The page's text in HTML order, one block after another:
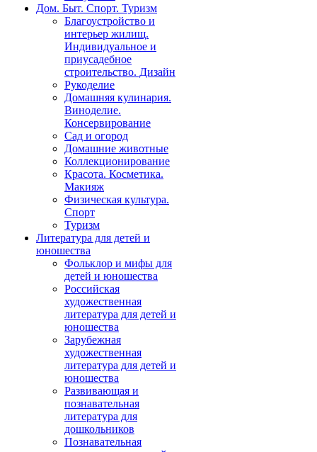
Дом. Быт. Спорт. Туризм
Благоустройство и
интерьер жилищ.
Индивидуальное и
приусадебное
строительство. Дизайн
Рукоделие
Домашняя кулинария.
Виноделие.
Консервирование
Сад и огород
Домашние животные
Коллекционирование
Красота. Косметика.
Макияж
Физическая культура.
Спорт
Туризм
Литература для детей и
юношества
Фольклор и мифы для
детей и юношества
Российская
художественная
литература для детей и
юношества
Зарубежная
художественная
литература для детей и
юношества
Развивающая и
познавательная
литература для
дошкольников
Познавательная